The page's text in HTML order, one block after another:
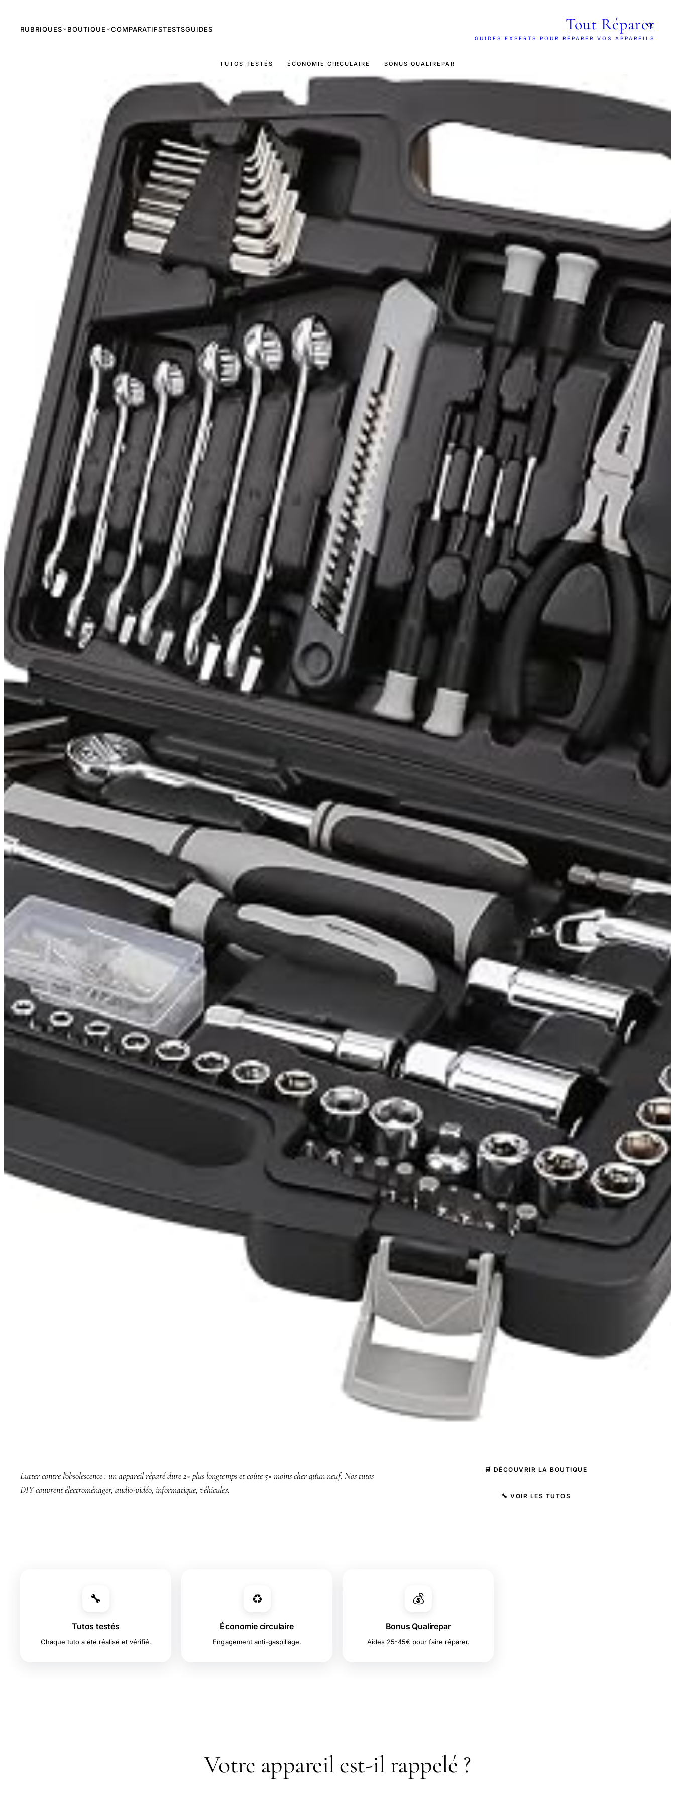
RUBRIQUES BOUTIQUE COMPARATIFSTESTSGUIDES Tout Réparer
GUIDES EXPERTS POUR RÉPARER VOS APPAREILS
TUTOS TESTÉS ÉCONOMIE CIRCULAIRE BONUS QUALIREPAR
Réparer, c'est gagner.
Lutter contre l'obsolescence : un appareil réparé dure 2× plus longtemps et coûte 5× moins cher qu'un neuf. Nos tutos
DIY couvrent électroménager, audio-vidéo, informatique, véhicules.
🛒 DÉCOUVRIR LA BOUTIQUE
🔧 VOIR LES TUTOS
🔧
Tutos testés
Chaque tuto a été réalisé et vérifié.
♻️
Économie circulaire
Engagement anti-gaspillage.
💰
Bonus Qualirepar
Aides 25-45€ pour faire réparer.
Votre appareil est-il rappelé ?